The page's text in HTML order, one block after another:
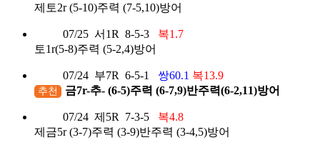
제토2r (5-10)주력 (7-5,10)방어
07/25 서1R 8-5-3
복1.7
토1r(5-8)주력 (5-2,4)방어
07/24 부7R 6-5-1 쌍60.1 복13.9
추천 금7r-추- (6-5)주력 (6-7,9)반주력(6-2,11)방어
07/24 제5R 7-3-5
복4.8
제금5r (3-7)주력 (3-9)반주력 (3-4,5)방어